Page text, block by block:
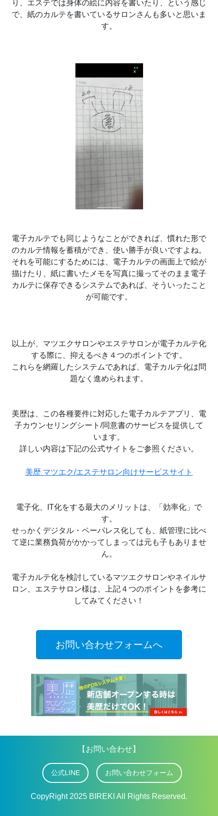
り、エステでは身体の絵に内容を書いたり、という感じ
で、紙のカルテを書いているサロンさんも多いと思いま
す。
電子カルテでも同じようなことができれば、慣れた形で
のカルテ情報を蓄積ができ、使い勝手が良いですよね。
それを可能にするためには、電子カルテの画面上で絵が
描けたり、紙に書いたメモを写真に撮ってそのまま電子
カルテに保存できるシステムであれば、そういったこと
が可能です。
以上が、マツエクサロンやエステサロンが電子カルテ化
する際に、抑えるべき４つのポイントです。
これらを網羅したシステムであれば、電子カルテ化は問
題なく進められます。
美歴は、この各種要件に対応した電子カルテアプリ、電
子カウンセリングシート/同意書のサービスを提供して
います。
詳しい内容は下記の公式サイトをご参照ください。
美歴 マツエク/エステサロン向けサービスサイト
電子化、IT化をする最大のメリットは、「効率化」で
す。
せっかくデジタル・ペーパレス化しても、紙管理に比べ
て逆に業務負荷がかかってしまっては元も子もありませ
ん。
電子カルテ化を検討しているマツエクサロンやネイルサ
ロン、エステサロン様は、上記４つのポイントを参考に
してみてください！
お問い合わせフォームへ
【お問い合わせ】
公式LINE お問い合わせフォーム
CopyRight 2025 BIREKI All Rights Reserved.